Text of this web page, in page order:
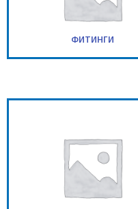
ФИТИНГИ